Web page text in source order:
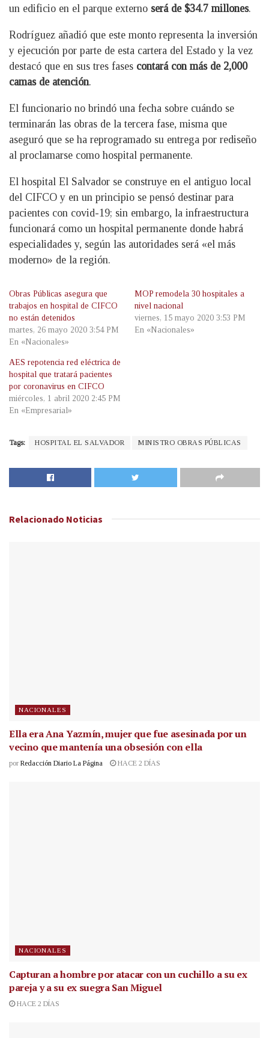
un edificio en el parque externo será de $34.7 millones.
Rodríguez añadió que este monto representa la inversión
y ejecución por parte de esta cartera del Estado y la vez
destacó que en sus tres fases contará con más de 2,000
camas de atención.
El funcionario no brindó una fecha sobre cuándo se
terminarán las obras de la tercera fase, misma que
aseguró que se ha reprogramado su entrega por rediseño
al proclamarse como hospital permanente.
El hospital El Salvador se construye en el antiguo local
del CIFCO y en un principio se pensó destinar para
pacientes con covid-19; sin embargo, la infraestructura
funcionará como un hospital permanente donde habrá
especialidades y, según las autoridades será «el más
moderno» de la región.
Obras Públicas asegura que
trabajos en hospital de CIFCO
no están detenidos
martes, 26 mayo 2020 3:54 PM
En «Nacionales»
MOP remodela 30 hospitales a
nivel nacional
viernes, 15 mayo 2020 3:53 PM
En «Nacionales»
AES repotencia red eléctrica de
hospital que tratará pacientes
por coronavirus en CIFCO
miércoles, 1 abril 2020 2:45 PM
En «Empresarial»
Tags: HOSPITAL EL SALVADOR MINISTRO OBRAS PÚBLICAS
Relacionado Noticias
NACIONALES
Ella era Ana Yazmín, mujer que fue asesinada por un
vecino que mantenía una obsesión con ella
por Redacción Diario La Página HACE 2 DÍAS
NACIONALES
Capturan a hombre por atacar con un cuchillo a su ex
pareja y a su ex suegra San Miguel
HACE 2 DÍAS